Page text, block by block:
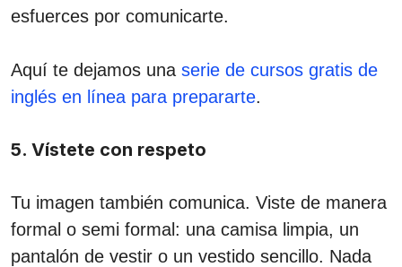
esfuerces por comunicarte.
Aquí te dejamos una serie de cursos gratis de
inglés en línea para prepararte.
5. Vístete con respeto
Tu imagen también comunica. Viste de manera
formal o semi formal: una camisa limpia, un
pantalón de vestir o un vestido sencillo. Nada